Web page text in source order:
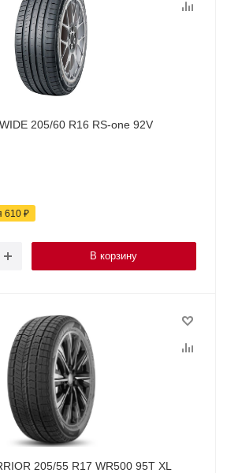
205/60 R16 RS-one 92V
610 ₽
В корзину
205/55 R17 WR500 95T XL